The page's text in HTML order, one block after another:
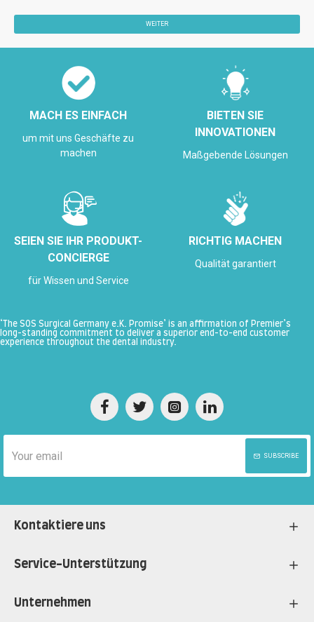
WEITER
MACH ES EINFACH
um mit uns Geschäfte zu
machen
BIETEN SIE
INNOVATIONEN
Maßgebende Lösungen
SEIEN SIE IHR PRODUKT-
CONCIERGE
für Wissen und Service
RICHTIG MACHEN
Qualität garantiert
‘The SOS Surgical Germany e.K. Promise’ is an affirmation of Premier’s
long-standing commitment to deliver a superior end-to-end customer
experience throughout the dental industry.
SUBSCRIBE
Kontaktiere uns
Service-Unterstützung
Unternehmen